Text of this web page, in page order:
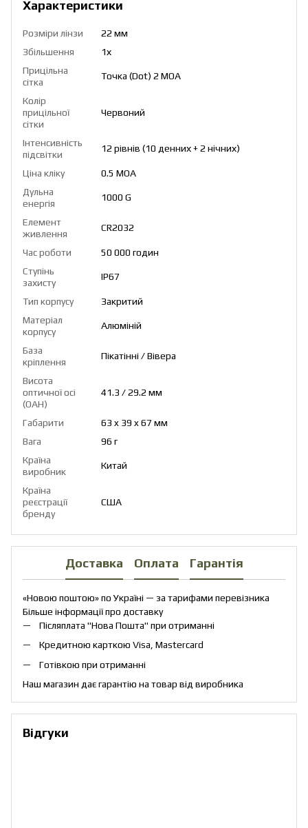
Характеристики
Розміри лінзи
22 мм
Збільшення
1х
Прицільна
сітка
Точка (Dot) 2 МОА
Колір
прицільної
сітки
Червоний
Інтенсивність
підсвітки
12 рівнів (10 денних + 2 нічних)
Ціна кліку
0.5 МОА
Дульна
енергія
1000 G
Елемент
живлення
CR2032
Час роботи
50 000 годин
Ступінь
захисту
IP67
Тип корпусу
Закритий
Матеріал
корпусу
Алюміній
База
кріплення
Пікатінні / Вівера
Висота
оптичної осі
(OAH)
41.3 / 29.2 мм
Габарити
63 x 39 x 67 мм
Вага
96 г
Країна
виробник
Китай
Країна
реєстрації
бренду
США
Доставка Оплата Гарантія
«Новою поштою» по Україні — за тарифами перевізника
Більше інформації про доставку
Післяплата "Нова Пошта" при отриманні
Кредитною карткою Visa, Mastercard
Готівкою при отриманні
Наш магазин дає гарантію на товар від виробника
Відгуки